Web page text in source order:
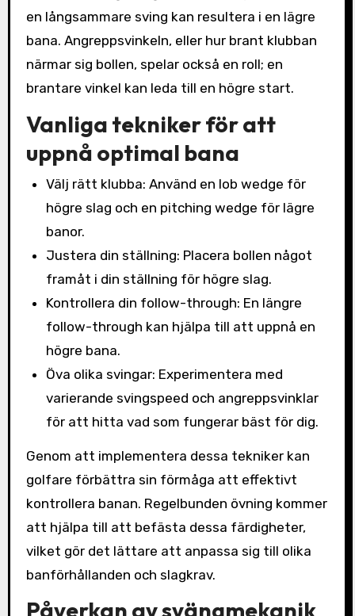
en långsammare sving kan resultera i en lägre
bana. Angreppsvinkeln, eller hur brant klubban
närmar sig bollen, spelar också en roll; en
brantare vinkel kan leda till en högre start.
Vanliga tekniker för att
uppnå optimal bana
Välj rätt klubba: Använd en lob wedge för
högre slag och en pitching wedge för lägre
banor.
Justera din ställning: Placera bollen något
framåt i din ställning för högre slag.
Kontrollera din follow-through: En längre
follow-through kan hjälpa till att uppnå en
högre bana.
Öva olika svingar: Experimentera med
varierande svingspeed och angreppsvinklar
för att hitta vad som fungerar bäst för dig.
Genom att implementera dessa tekniker kan
golfare förbättra sin förmåga att effektivt
kontrollera banan. Regelbunden övning kommer
att hjälpa till att befästa dessa färdigheter,
vilket gör det lättare att anpassa sig till olika
banförhållanden och slagkrav.
Påverkan av svängmekanik